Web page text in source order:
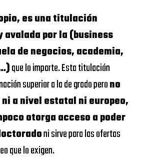
es una titulación
avalada por la (business
de negocios, academia,
que lo imparte. Esta titulación
superior a la de grado perono
a nivel estatal ni europeo,
otorga acceso a poder
ni sirve para las ofertas
que lo exigen.